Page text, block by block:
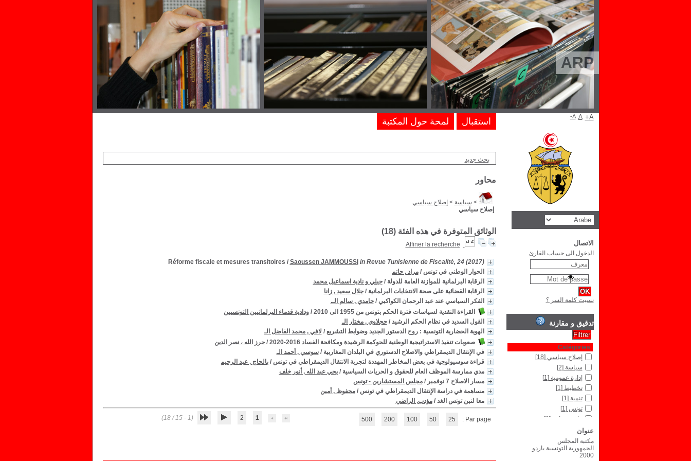
ARP
بحث جديد
محاور
> سياسة > إصلاح سياسي
إصلاح سياسي
الوثائق المتوفرة في هذه الفئة (18
)
Affiner la recherche
Réforme fiscale et mesures transitoires / Saoussen JAMMOUSSI in Revue Tunisienne de Fiscalité, 24 (2017)
الحوار الوطني في تونس /مراد , حاتم
الرقابة البرلمانية للموازنة العامة للدولة /جبلي و نادية اسماعيل محمد
الرقابة القضائية على صحة الانتخابات البرلمانية /جلال سعيد , زانا
الفكر السياسي عند عبد الرحمان الكواكبي /حامدي , سالم الـ.
القراءة النقدية لسياسات فترة الحكم بتونس من 1955 الى 2010
/ودادية قدماء البرلمانيين التونسيين
القول السديد في نظام الحكم الرشيد /حجلاوي , مختار الـ
الهوية الحضارية التونسية : روح الدستور الجديد وضوابط التشريع / لافي , محمد الفاضل الـ
صعوبات تنفيذ الاستراتيجية الوطنية للحوكمة الرشيدة ومكافحة الفساد 2016-2020
/حرز الله ، نصر الدين
في الإنتقال الديمقراطي والاصلاح الدستوري في البلدان المغاربية /سوسي , أحمد الـ
قراءة سوسيولوجية في بعض المخاطر المهددة لتجربة الانتقال الديمقراطي في تونس /بالحاج , عبد الرحيم
مدي ممارسة الموظف العام للحقوق و الحريات السياسية /يحي عبد الله , أنور خلف
مسار الاصلاح 7 نوفمبر
/مجلس المستشارين - تونس
مساهمة في دراسة الإنتقال الديمقراطي في تونس /محفوظ , أمين
معا لنبن تونس الغد /مؤدب, الراضي
1
2
(1 - 15 / 18) Par page :
25
50
100
200
500
استقبال لمحة حول المكتبة A- A A+
الاتصال
الدخول الى حساب القارئ
نسيت كلمة السر ؟
تدقيق و مقارنة
Catégories
إصلاح سياسي [18]
سياسة [2]
إدارة عمومية [1]
تخطيط [1]
تنمية [1]
تونس [1]
قانون جبائي[1]
Type de document
نص مكتوب
عنوان
مكتبة المجلس
الجمهورية التونسية باردو
2000